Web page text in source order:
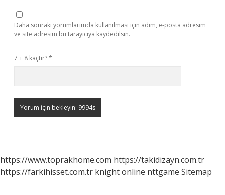
Daha sonraki yorumlarımda kullanılması için adım, e-posta adresim
ve site adresim bu tarayıcıya kaydedilsin.
7 + 8 kaçtır?*
https://www.toprakhome.com https://takidizayn.com.tr
https://farkihisset.com.tr knight online nttgame Sitemap